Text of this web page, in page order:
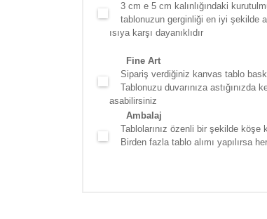
3 cm e 5 cm kalınlığındaki
tablonuzun gerginliği en iyi şekilde
ısıya karşı dayanıklıdır
Fine Art
Sipariş verdiğiniz kanvas tablo
Tablonuzu duvarınıza astığınızda
asabilirsiniz
Ambalaj
Tablolarınız özenli bir şekilde köşe
Birden fazla tablo alımı yapılırsa